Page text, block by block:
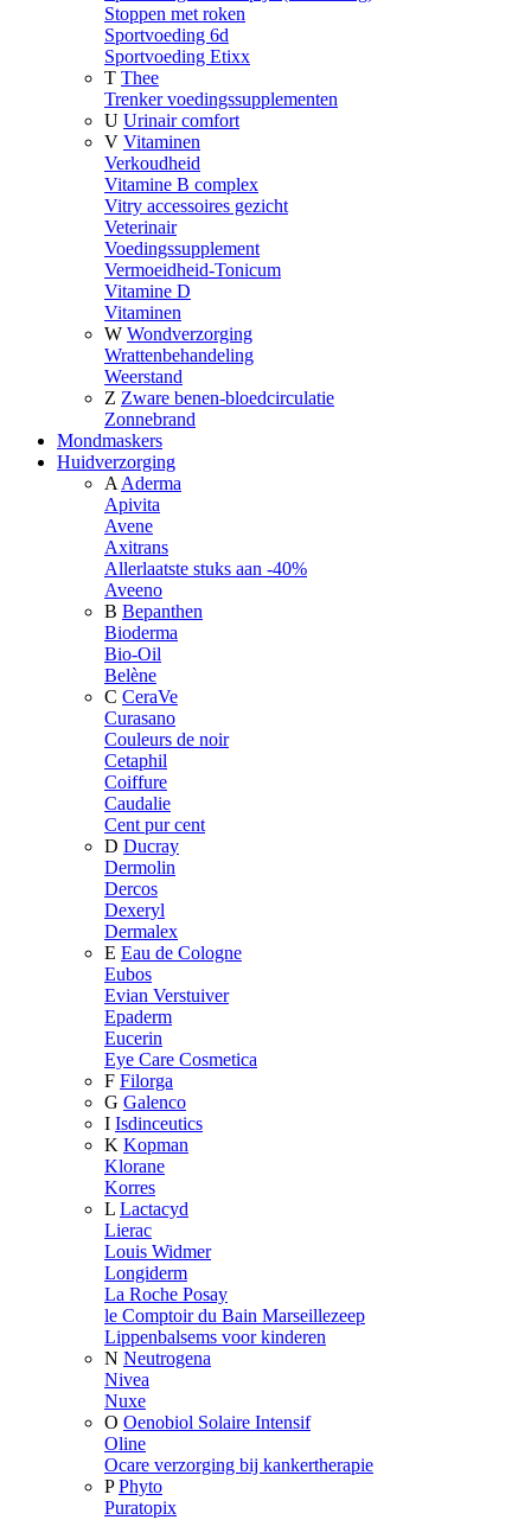
Stoppen met roken
Sportvoeding 6d
Sportvoeding Etixx
T Thee
Trenker voedingssupplementen
U Urinair comfort
V Vitaminen
Verkoudheid
Vitamine B complex
Vitry accessoires gezicht
Veterinair
Voedingssupplement
Vermoeidheid-Tonicum
Vitamine D
Vitaminen
W Wondverzorging
Wrattenbehandeling
Weerstand
Z Zware benen-bloedcirculatie
Zonnebrand
Mondmaskers
Huidverzorging
A Aderma
Apivita
Avene
Axitrans
Allerlaatste stuks aan -40%
Aveeno
B Bepanthen
Bioderma
Bio-Oil
Belène
C CeraVe
Curasano
Couleurs de noir
Cetaphil
Coiffure
Caudalie
Cent pur cent
D Ducray
Dermolin
Dercos
Dexeryl
Dermalex
E Eau de Cologne
Eubos
Evian Verstuiver
Epaderm
Eucerin
Eye Care Cosmetica
F Filorga
G Galenco
I Isdinceutics
K Kopman
Klorane
Korres
L Lactacyd
Lierac
Louis Widmer
Longiderm
La Roche Posay
le Comptoir du Bain Marseillezeep
Lippenbalsems voor kinderen
N Neutrogena
Nivea
Nuxe
O Oenobiol Solaire Intensif
Oline
Ocare verzorging bij kankertherapie
P Phyto
Puratopix